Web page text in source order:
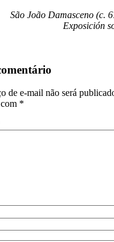
São João Damasceno (c.
Exposición
de e-mail não será
*